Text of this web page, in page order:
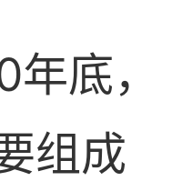
底，
组成